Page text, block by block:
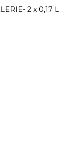
2 x 0,17 L